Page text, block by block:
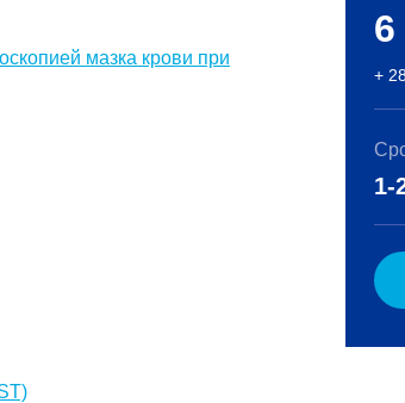
мазка крови при
6
+
1-